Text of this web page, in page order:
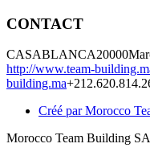
CONTACT
CASABLANCA20000
http://www.team-
building.ma
Créé par Morocco
Morocco Team Building